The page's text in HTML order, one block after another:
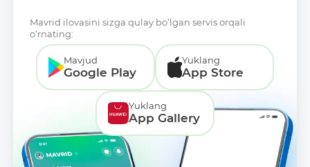
Mavrid ilovasini sizga qulay bo‘lgan servis orqali
o‘rnating:
Mavjud
Google Play
Yuklang
App Store
Yuklang
App Gallery